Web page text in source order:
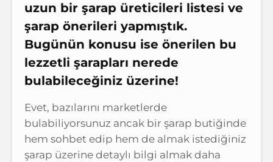
uzun bir şarap üreticileri listesi ve
şarap önerileri yapmıştık.
Bugünün konusu ise önerilen bu
lezzetli şarapları nerede
bulabileceğiniz üzerine!
Evet, bazılarını marketlerde
bulabiliyorsunuz ancak bir şarap butiğinde
hem sohbet edip hem de almak istediğiniz
şarap üzerine detaylı bilgi almak daha